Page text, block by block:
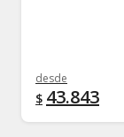
desde
$ 43.843